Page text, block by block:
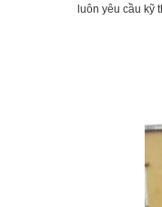
luôn yêu cầu kỹ